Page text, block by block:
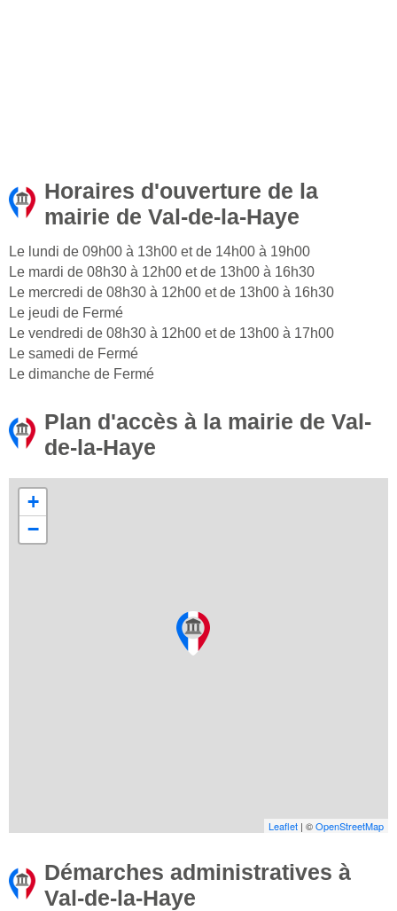
Horaires d'ouverture de la
mairie de Val-de-la-Haye
Le lundi de 09h00 à 13h00 et de 14h00 à 19h00
Le mardi de 08h30 à 12h00 et de 13h00 à 16h30
Le mercredi de 08h30 à 12h00 et de 13h00 à 16h30
Le jeudi de Fermé
Le vendredi de 08h30 à 12h00 et de 13h00 à 17h00
Le samedi de Fermé
Le dimanche de Fermé
Plan d'accès à la mairie de Val-
de-la-Haye
+
−
Leaflet | ©OpenStreetMap
Démarches administratives à
Val-de-la-Haye